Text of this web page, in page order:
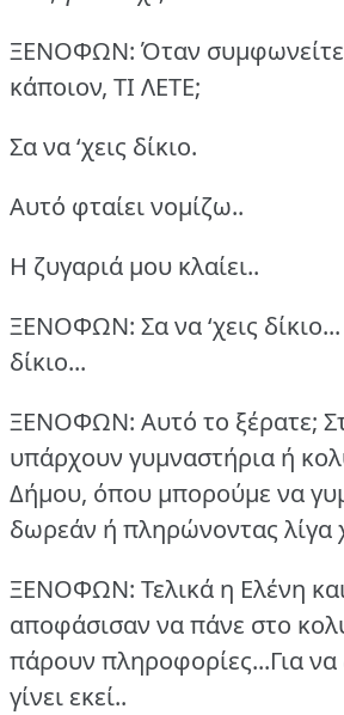
ΞΕΝΟΦΩΝ: Όταν συμφωνείτε
κάποιον, ΤΙ ΛΕΤΕ;
Σα να ‘χεις δίκιο.
Αυτό φταίει νομίζω..
Η ζυγαριά μου κλαίει..
ΞΕΝΟΦΩΝ: Σα να ‘χεις δίκιο...
δίκιο...
ΞΕΝΟΦΩΝ: Αυτό το ξέρατε;
υπάρχουν γυμναστήρια ή
Δήμου, όπου μπορούμε να
δωρεάν ή πληρώνοντας λίγα
ΞΕΝΟΦΩΝ: Τελικά η Ελένη
αποφάσισαν να πάνε στο
πάρουν πληροφορίες...Για να
γίνει εκεί..